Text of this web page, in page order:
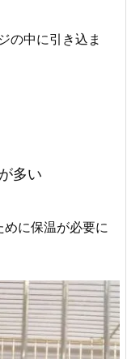
の中に引き込ま
多い
に保温が必要に